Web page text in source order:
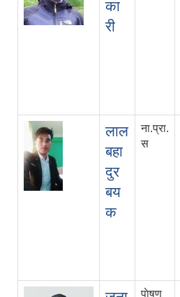
का
री
लाल
बहा
दुर
बय
क
ना.प्रा.
स
पाेषण